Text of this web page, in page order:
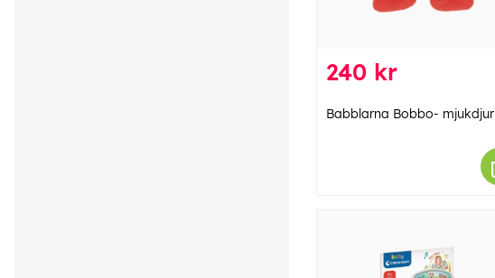
240 kr
Babblarna Bobbo- mjukdjur